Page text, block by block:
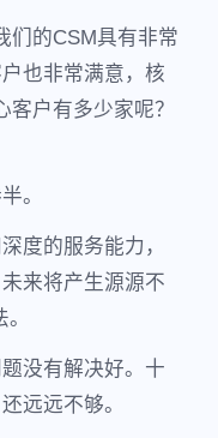
们的CSM具有非常
也非常满意，核
户有多少家呢？
。
度的服务能力，
来将产生源源不
没有解决好。十
远远不够。